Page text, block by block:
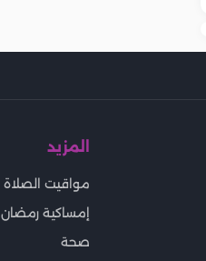
المزيد
مواقيت الصلاة
إمساكية رمضان
صحة